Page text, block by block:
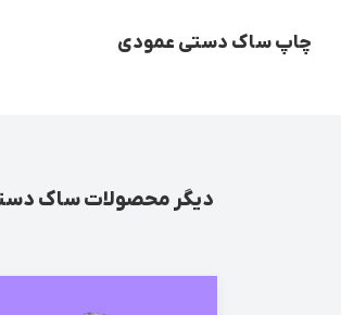
چاپ ساک دستی عمودی
دیگر محصولات ساک